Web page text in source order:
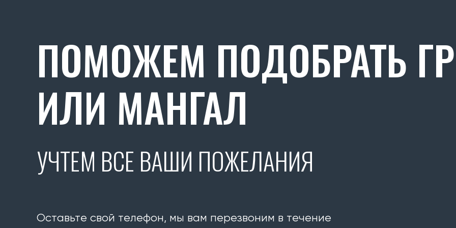
ПОМОЖЕМ ПОДОБРАТЬ
ИЛИ МАНГАЛ
УЧТЕМ ВСЕ ВАШИ ПОЖЕЛАНИЯ
Оставьте свой телефон, мы вам перезвоним в течение